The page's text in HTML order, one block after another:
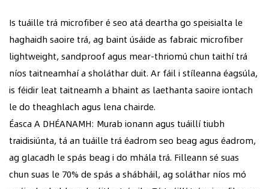
Is tuáille trá microfiber é seo atá deartha go speisialta le
haghaidh saoire trá, ag baint úsáide as fabraic microfiber
lightweight, sandproof agus mear-thriomú chun taithí trá
níos taitneamhaí a sholáthar duit. Ar fáil i stíleanna éagsúla,
is féidir leat taitneamh a bhaint as laethanta saoire iontach
le do theaghlach agus lena chairde.
Éasca A DHÉANAMH: Murab ionann agus tuáillí tiubh
traidisiúnta, tá an tuáille trá éadrom seo beag agus éadrom,
ag glacadh le spás beag i do mhála trá. Filleann sé suas
chun suas le 70% de spás a shábháil, ag soláthar níos mó